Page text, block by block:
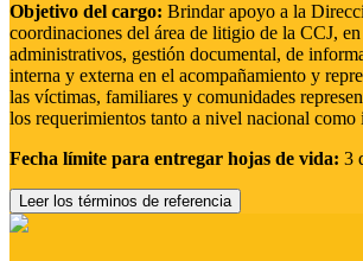
Objetivo del cargo: Brindar apoyo a la
coordinaciones del área de litigio de la CCJ,
administrativos, gestión documental, de
interna y externa en el acompañamiento y
las víctimas, familiares y comunidades
los requerimientos tanto a nivel nacional como
Fecha límite para entregar hojas de vida: 3
Leer los términos de referencia